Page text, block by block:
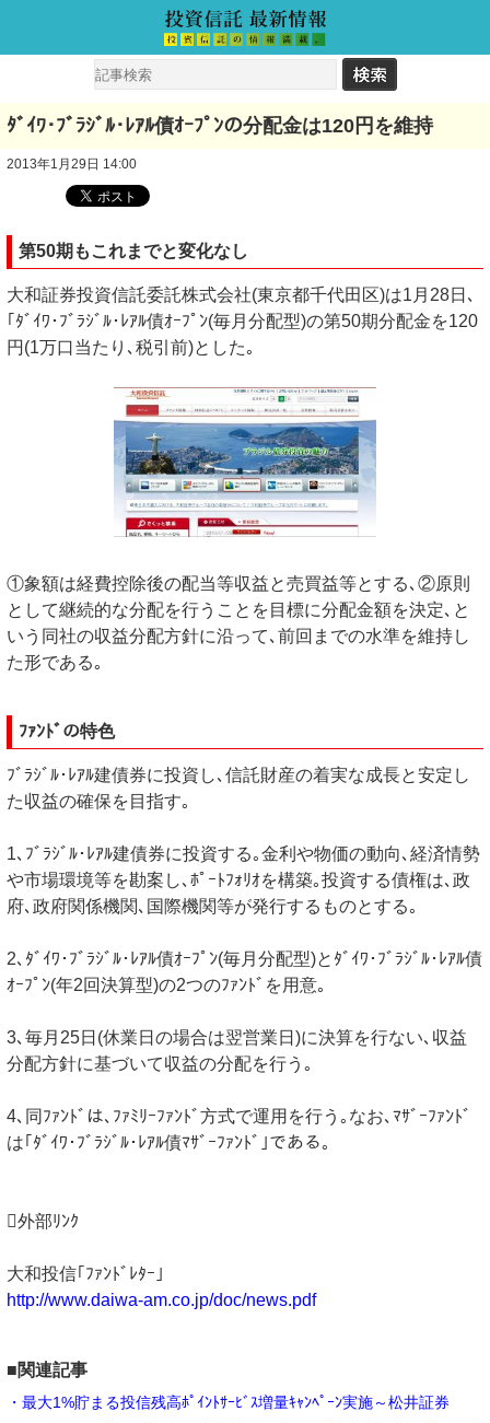
ﾀﾞｲﾜ･ﾌﾞﾗｼﾞﾙ･ﾚｱﾙ債ｵｰﾌﾟﾝの分配金は120円を維持
2013年1月29日 14:00
第50期もこれまでと変化なし
大和証券投資信託委託株式会社(東京都千代田区)は1月28日､
｢ﾀﾞｲﾜ･ﾌﾞﾗｼﾞﾙ･ﾚｱﾙ債ｵｰﾌﾟﾝ(毎月分配型)の第50期分配金を120
円(1万口当たり､税引前)とした｡
①象額は経費控除後の配当等収益と売買益等とする､②原則
として継続的な分配を行うことを目標に分配金額を決定､と
いう同社の収益分配方針に沿って､前回までの水準を維持し
た形である｡
ﾌｧﾝﾄﾞの特色
ﾌﾞﾗｼﾞﾙ･ﾚｱﾙ建債券に投資し､信託財産の着実な成長と安定し
た収益の確保を目指す｡
1､ﾌﾞﾗｼﾞﾙ･ﾚｱﾙ建債券に投資する｡金利や物価の動向､経済情勢
や市場環境等を勘案し､ﾎﾟｰﾄﾌｫﾘｵを構築｡投資する債権は､政
府､政府関係機関､国際機関等が発行するものとする｡
2､ﾀﾞｲﾜ･ﾌﾞﾗｼﾞﾙ･ﾚｱﾙ債ｵｰﾌﾟﾝ(毎月分配型)とﾀﾞｲﾜ･ﾌﾞﾗｼﾞﾙ･ﾚｱﾙ債
ｵｰﾌﾟﾝ(年2回決算型)の2つのﾌｧﾝﾄﾞを用意｡
3､毎月25日(休業日の場合は翌営業日)に決算を行ない､収益
分配方針に基づいて収益の分配を行う｡
4､同ﾌｧﾝﾄﾞは､ﾌｧﾐﾘｰﾌｧﾝﾄﾞ方式で運用を行う｡なお､ﾏｻﾞｰﾌｧﾝﾄﾞ
は｢ﾀﾞｲﾜ･ﾌﾞﾗｼﾞﾙ･ﾚｱﾙ債ﾏｻﾞｰﾌｧﾝﾄﾞ｣である｡
外部ﾘﾝｸ
大和投信｢ﾌｧﾝﾄﾞﾚﾀｰ｣
http://www.daiwa-am.co.jp/doc/news.pdf
■関連記事
・最大1%貯まる投信残高ﾎﾟｲﾝﾄｻｰﾋﾞｽ増量ｷｬﾝﾍﾟｰﾝ実施～松井証券